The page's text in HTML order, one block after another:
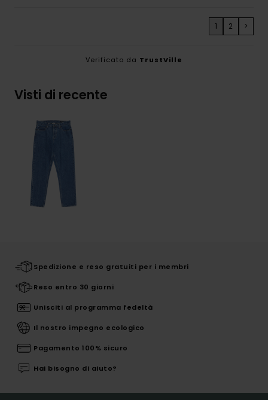
1 2 >
Verificato da TrustVille
Visti di recente
Spedizione e reso gratuiti per i membri
Reso entro 30 giorni
Unisciti al programma fedeltà
Il nostro impegno ecologico
Pagamento 100% sicuro
Hai bisogno di aiuto?